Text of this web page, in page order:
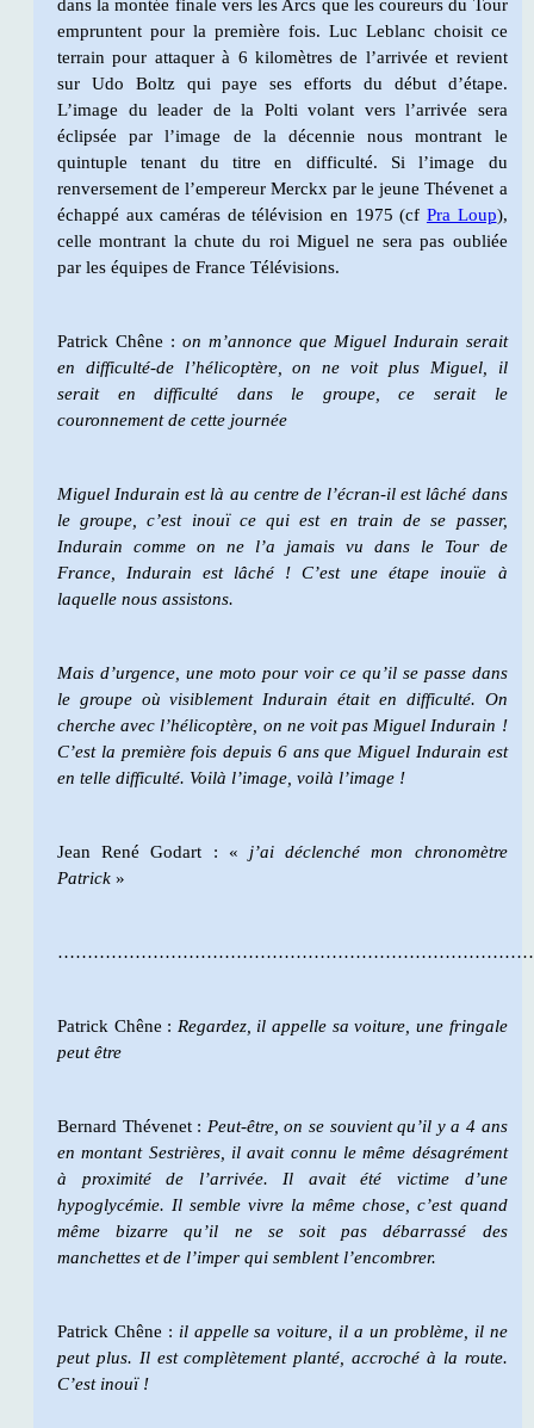
dans la montée finale vers les Arcs que les coureurs du Tour
empruntent pour la première fois. Luc Leblanc choisit ce
terrain pour attaquer à 6 kilomètres de l’arrivée et revient
sur Udo Boltz qui paye ses efforts du début d’étape.
L’image du leader de la Polti volant vers l’arrivée sera
éclipsée par l’image de la décennie nous montrant le
quintuple tenant du titre en difficulté. Si l’image du
renversement de l’empereur Merckx par le jeune Thévenet a
échappé aux caméras de télévision en 1975 (cf Pra Loup),
celle montrant la chute du roi Miguel ne sera pas oubliée
par les équipes de France Télévisions.
Patrick Chêne : on m’annonce que Miguel Indurain serait
en difficulté-de l’hélicoptère, on ne voit plus Miguel, il
serait en difficulté dans le groupe, ce serait le
couronnement de cette journée
Miguel Indurain est là au centre de l’écran-il est lâché dans
le groupe, c’est inouï ce qui est en train de se passer,
Indurain comme on ne l’a jamais vu dans le Tour de
France, Indurain est lâché ! C’est une étape inouïe à
laquelle nous assistons.
Mais d’urgence, une moto pour voir ce qu’il se passe dans
le groupe où visiblement Indurain était en difficulté. On
cherche avec l’hélicoptère, on ne voit pas Miguel Indurain !
C’est la première fois depuis 6 ans que Miguel Indurain est
en telle difficulté. Voilà l’image, voilà l’image !
Jean René Godart : « j’ai déclenché mon chronomètre
Patrick »
Patrick Chêne : Regardez, il appelle sa voiture, une fringale
peut être
Bernard Thévenet : Peut-être, on se souvient qu’il y a 4 ans
en montant Sestrières, il avait connu le même désagrément
à proximité de l’arrivée. Il avait été victime d’une
hypoglycémie. Il semble vivre la même chose, c’est quand
même bizarre qu’il ne se soit pas débarrassé des
manchettes et de l’imper qui semblent l’encombrer.
Patrick Chêne : il appelle sa voiture, il a un problème, il ne
peut plus. Il est complètement planté, accroché à la route.
C’est inouï !